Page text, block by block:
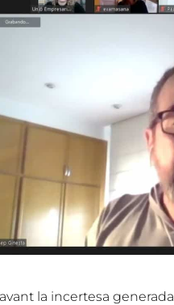
la incertesa